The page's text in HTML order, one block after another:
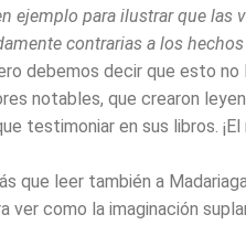
ejemplo para ilustrar que las
contrarias a los
debemos decir que esto
notables, que crearon
testimoniar en sus libros.
que leer también a
ver como la imaginación